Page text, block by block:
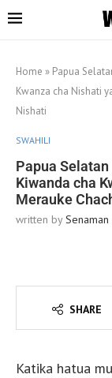
Home » Papua
Kwanza cha Nishati
Nishati
SWAHILI
Papua
Kiwanda cha
Merauke
written bySenaman
SHARE
Katika hatua